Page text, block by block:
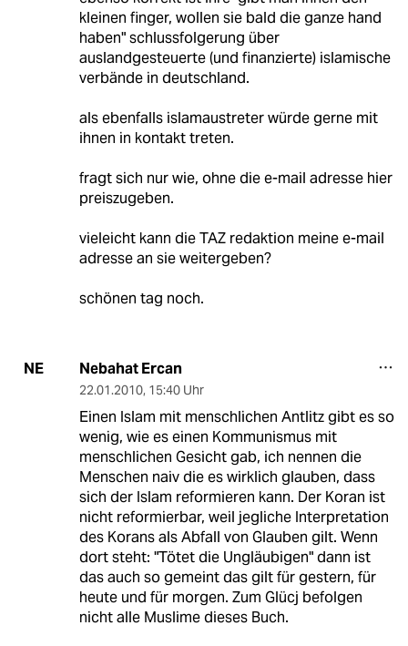
kleinen finger, wollen sie bald die ganze hand
haben" schlussfolgerung über
auslandgesteuerte (und finanzierte) islamische
verbände in deutschland.
als ebenfalls islamaustreter würde gerne mit
ihnen in kontakt treten.
fragt sich nur wie, ohne die e-mail adresse hier
preiszugeben.
vieleicht kann die TAZ redaktion meine e-mail
adresse an sie weitergeben?
schönen tag noch.
NE Nebahat Ercan
22.01.2010, 15:40 Uhr
Einen Islam mit menschlichen Antlitz gibt es so
wenig, wie es einen Kommunismus mit
menschlichen Gesicht gab, ich nennen die
Menschen naiv die es wirklich glauben, dass
sich der Islam reformieren kann. Der Koran ist
nicht reformierbar, weil jegliche Interpretation
des Korans als Abfall von Glauben gilt. Wenn
dort steht: "Tötet die Ungläubigen" dann ist
das auch so gemeint das gilt für gestern, für
heute und für morgen. Zum Glücj befolgen
nicht alle Muslime dieses Buch.